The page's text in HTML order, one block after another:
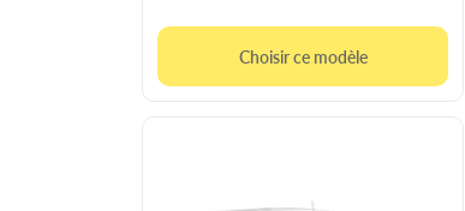
Choisir ce modèle